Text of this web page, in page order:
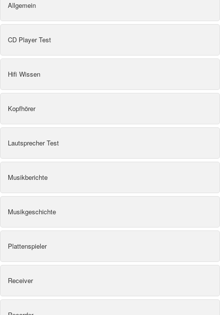
Allgemein
CD Player Test
Hifi Wissen
Kopfhörer
Lautsprecher Test
Musikberichte
Musikgeschichte
Plattenspieler
Receiver